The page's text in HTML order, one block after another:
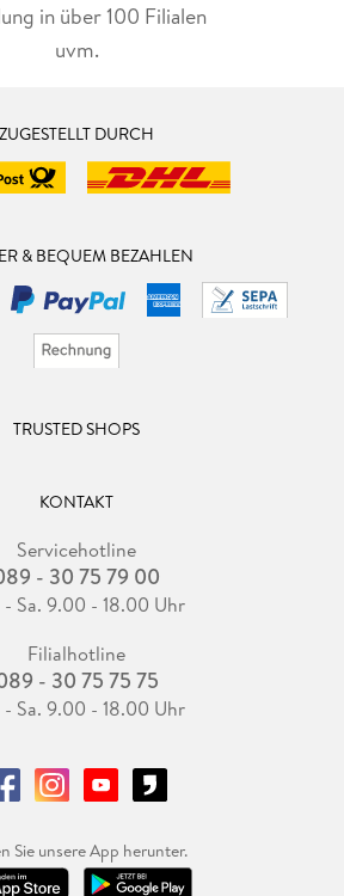
in über 100 Filialen
uvm.
ZUGESTELLT DURCH
& BEQUEM BEZAHLEN
TRUSTED SHOPS
KONTAKT
Servicehotline
- 30 75 79 00
- Sa. 9.00 - 18.00 Uhr
Filialhotline
- 30 75 75 75
- Sa. 9.00 - 18.00 Uhr
Sie unsere App herunter.